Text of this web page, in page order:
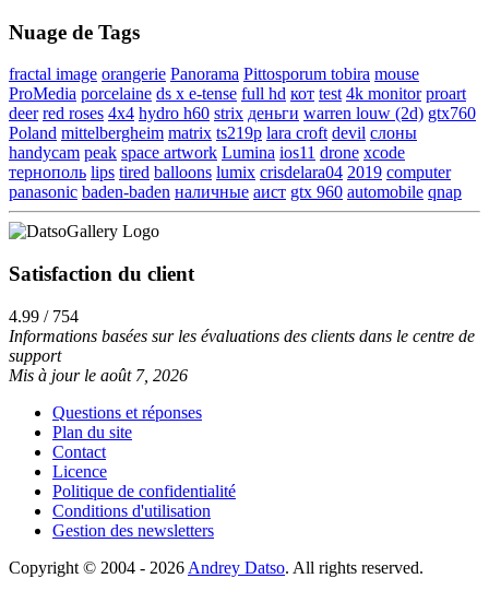
Nuage de Tags
fractal image orangerie Panorama Pittosporum tobira mouse
ProMedia porcelaine ds x e-tense full hd кот test 4k monitor proart
deer red roses 4x4 hydro h60 strix деньги warren louw (2d) gtx760
Poland mittelbergheim matrix ts219p lara croft devil слоны
handycam peak space artwork Lumina ios11 drone xcode
тернополь lips tired balloons lumix crisdelara04 2019 computer
panasonic baden-baden наличные аист gtx 960 automobile qnap
Satisfaction du client
4.99 / 754
Informations basées sur les évaluations des clients dans le centre de
support
Mis à jour le août 7, 2026
Questions et réponses
Plan du site
Contact
Licence
Politique de confidentialité
Conditions d'utilisation
Gestion des newsletters
Copyright © 2004 - 2026 Andrey Datso. All rights reserved.